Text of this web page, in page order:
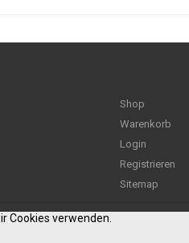
Shop
Warenkorb
Login
Registrieren
Sitemap
Cookies verwenden.